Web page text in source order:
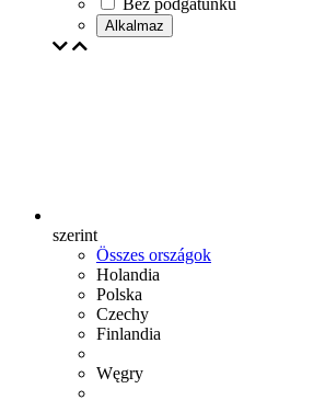
Bez podgatunku
Alkalmaz
szerint
Összes országok
Holandia
Polska
Czechy
Finlandia
Węgry